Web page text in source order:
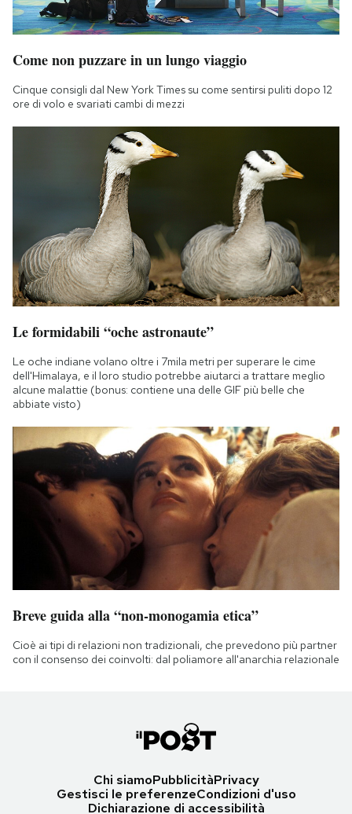
Come non puzzare in un lungo viaggio
Cinque consigli dal New York Times su come sentirsi puliti dopo 12
ore di volo e svariati cambi di mezzi
Le formidabili “oche astronaute”
Le oche indiane volano oltre i 7mila metri per superare le cime
dell'Himalaya, e il loro studio potrebbe aiutarci a trattare meglio
alcune malattie (bonus: contiene una delle GIF più belle che
abbiate visto)
Breve guida alla “non-monogamia etica”
Cioè ai tipi di relazioni non tradizionali, che prevedono più partner
con il consenso dei coinvolti: dal poliamore all'anarchia relazionale
Chi siamoPubblicitàPrivacy
Gestisci le preferenzeCondizioni d'uso
Dichiarazione di accessibilità